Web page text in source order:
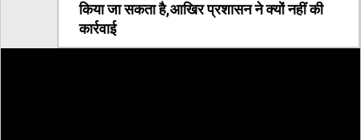
किया जा सकता है,आखिर प्रशासन ने क्यों नहीं की
कार्रवाई